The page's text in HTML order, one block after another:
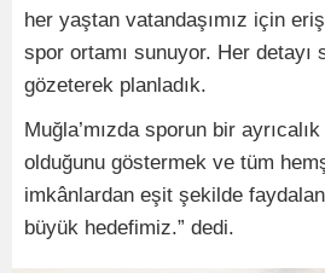
her yaştan vatandaşımız için
spor ortamı sunuyor. Her detayı
gözeterek planladık.
Muğla’mızda sporun bir
olduğunu göstermek ve tüm
imkânlardan eşit şekilde
büyük hedefimiz.” dedi.